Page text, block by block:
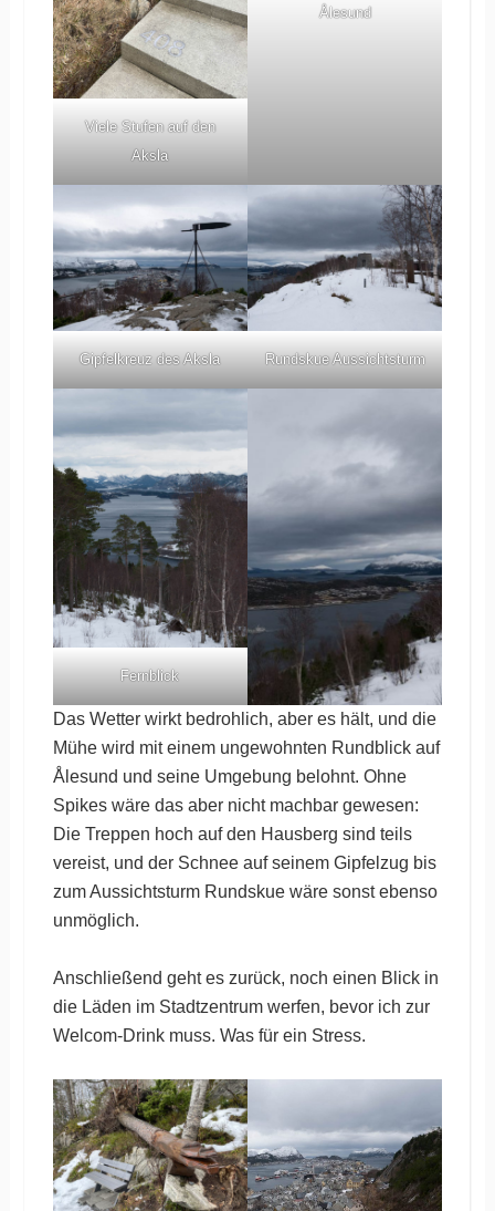
Viele Stufen auf den
Aksla
Ålesund
Gipfelkreuz des Aksla Rundskue Aussichtsturm
Fernblick
Das Wetter wirkt bedrohlich, aber es hält, und die
Mühe wird mit einem ungewohnten Rundblick auf
Ålesund und seine Umgebung belohnt. Ohne
Spikes wäre das aber nicht machbar gewesen:
Die Treppen hoch auf den Hausberg sind teils
vereist, und der Schnee auf seinem Gipfelzug bis
zum Aussichtsturm Rundskue wäre sonst ebenso
unmöglich.
Anschließend geht es zurück, noch einen Blick in
die Läden im Stadtzentrum werfen, bevor ich zur
Welcom-Drink muss. Was für ein Stress.